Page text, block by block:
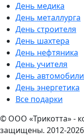
День медика
День металлурга
День строителя
День шахтера
День нефтяника
День учителя
День
День энергетика
Все подарки
© ООО «Трикотта» -
защищены. 2012-2026